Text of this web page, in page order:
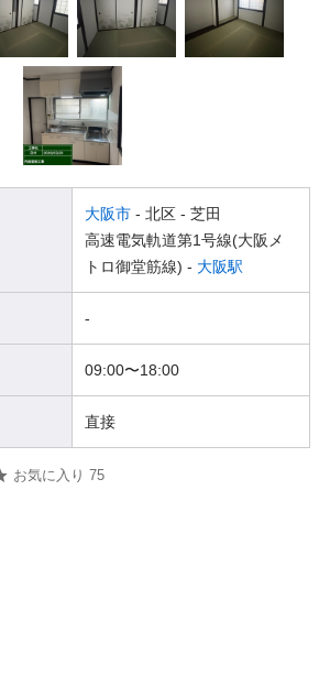
大阪市 - 北区 - 芝田
高速電気軌道第1号線(大阪メ
トロ御堂筋線) - 大阪駅
-
09:00〜18:00
直接
お気に入り 75